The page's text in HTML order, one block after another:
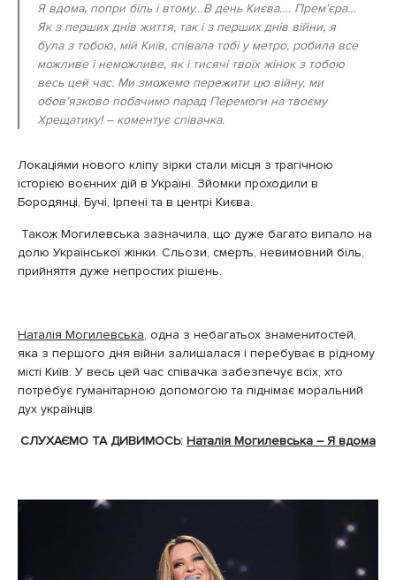
Я вдома, попри біль і втому…В день Києва…. Прем’єра…
Як з перших днів життя, так і з перших днів війни, я
була з тобою, мій Київ, співала тобі у метро, робила все
можливе і неможливе, як і тисячі твоїх жінок з тобою
весь цей час. Ми зможемо пережити цю війну, ми
обов’язково побачимо парад Перемоги на твоєму
Хрещатику!– коментує співачка.
Локаціями нового кліпу зірки стали місця з трагічною
історією воєнних дій в Україні. Зйомки проходили в
Бородянці, Бучі, Ірпені та в центрі Києва.
Також Могилевська зазначила, що дуже багато випало на
долю Української жінки. Сльози, смерть, невимовний біль,
прийняття дуже непростих рішень.
Наталія Могилевська, одна з небагатьох знаменитостей,
яка з першого дня війни залишалася і перебуває в рідному
місті Київ. У весь цей час співачка забезпечує всіх, хто
потребує гуманітарною допомогою та піднімає моральний
дух українців.
СЛУХАЄМО ТА ДИВИМОСЬ: Наталія Могилевська – Я вдома